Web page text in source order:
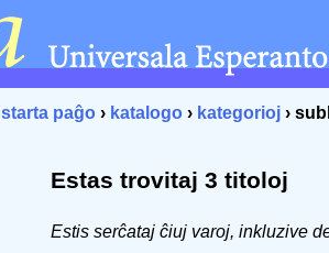
starta paĝo › katalogo › kategorioj ›
Estas trovitaj 3 titoloj
Estis serĉataj ĉiuj varoj, inkluzive